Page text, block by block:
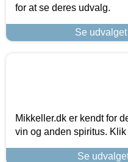
for at se deres udvalg.
Se
Mikkeller.dk er kendt for
vin og anden spiritus.
Se